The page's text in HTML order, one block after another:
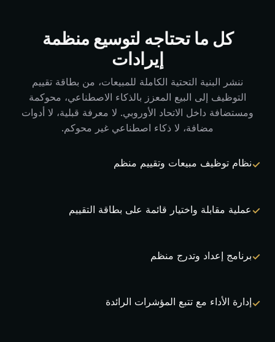
كل ما تحتاجه لتوسيع منظمة
إيرادات
ننشر البنية التحتية الكاملة للمبيعات، من بطاقة تقييم
التوظيف إلى البيع المعزز بالذكاء الاصطناعي، محوكمة
ومستضافة داخل الاتحاد الأوروبي. لا معرفة قبلية، لا أدوات
مضافة، لا ذكاء اصطناعي غير محوكم.
نظام توظيف مبيعات وتقييم منظم
عملية مقابلة واختيار قائمة على بطاقة التقييم
برنامج إعداد وتدرج منظم
إدارة الأداء مع تتبع المؤشرات الرائدة